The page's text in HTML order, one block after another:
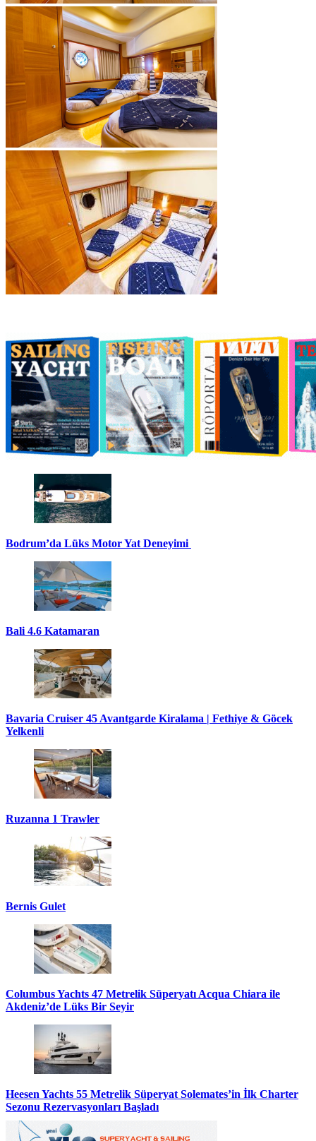
Bodrum’da Lüks Motor Yat Deneyimi
Bali 4.6 Katamaran
Bavaria Cruiser 45 Avantgarde Kiralama | Fethiye & Göcek
Yelkenli
Ruzanna 1 Trawler
Bernis Gulet
Columbus Yachts 47 Metrelik Süperyatı Acqua Chiara ile
Akdeniz’de Lüks Bir Seyir
Heesen Yachts 55 Metrelik Süperyat Solemates’in İlk Charter
Sezonu Rezervasyonları Başladı